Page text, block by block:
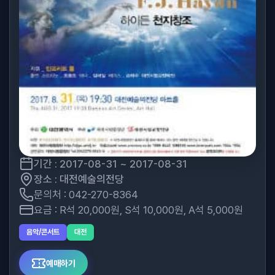
기간 : 2017-08-31 ~ 2017-08-31
장소 : 대전예술의전당
문의처 : 042-270-8364
요금 : R석 20,000원, S석 10,000원, A석 5,000원
음악/콘서트 대전
예매하기